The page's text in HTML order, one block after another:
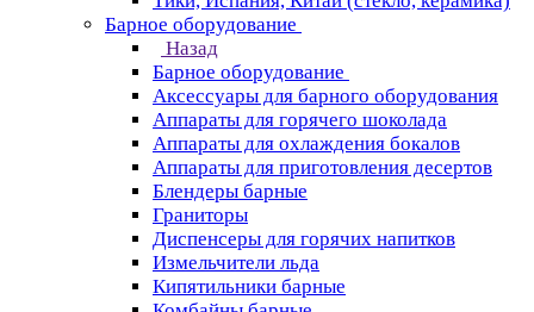
Барное оборудование
Назад
Барное оборудование
Аксессуары для барного оборудования
Аппараты для горячего шоколада
Аппараты для охлаждения бокалов
Аппараты для приготовления десертов
Блендеры барные
Граниторы
Диспенсеры для горячих напитков
Измельчители льда
Кипятильники барные